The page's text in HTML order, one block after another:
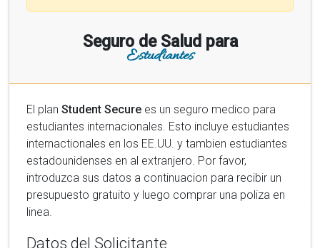
Seguro de Salud para
Estudiantes
El plan Student Secure es un seguro medico para
estudiantes internacionales. Esto incluye estudiantes
internactionales en los EE.UU. y tambien estudiantes
estadounidenses en al extranjero. Por favor,
introduzca sus datos a continuacion para recibir un
presupuesto gratuito y luego comprar una poliza en
linea.
Datos del Solicitante